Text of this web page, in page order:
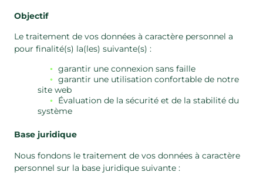
Objectif
Le traitement de vos données à caractère personnel a
pour finalité(s) la(les) suivante(s) :
garantir une connexion sans faille
garantir une utilisation confortable de notre
site web
Évaluation de la sécurité et de la stabilité du
système
Base juridique
Nous fondons le traitement de vos données à caractère
personnel sur la base juridique suivante :